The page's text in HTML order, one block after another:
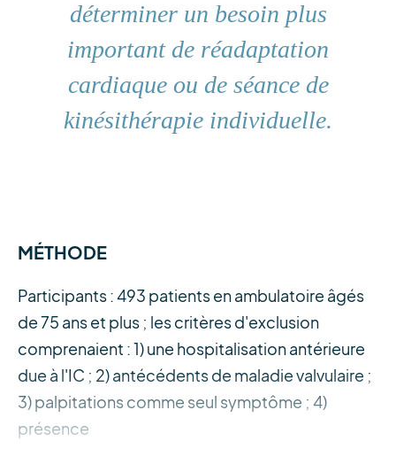
déterminer un besoin plus
important de réadaptation
cardiaque ou de séance de
kinésithérapie individuelle.
MÉTHODE
Participants : 493 patients en ambulatoire âgés
de 75 ans et plus ; les critères d'exclusion
comprenaient : 1) une hospitalisation antérieure
due à l'IC ; 2) antécédents de maladie valvulaire ;
3) palpitations comme seul symptôme ; 4)
présence